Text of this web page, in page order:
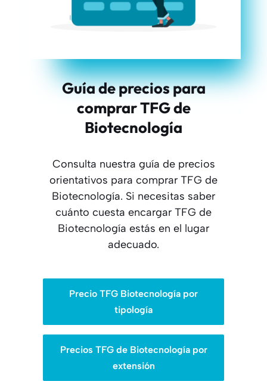
Guía de precios para
comprar TFG de
Biotecnología
Consulta nuestra guía de precios
orientativos para comprar TFG de
Biotecnología. Si necesitas saber
cuánto cuesta encargar TFG de
Biotecnología estás en el lugar
adecuado.
Precio TFG Biotecnología por
tipología
Precios TFG de Biotecnología por
extensión